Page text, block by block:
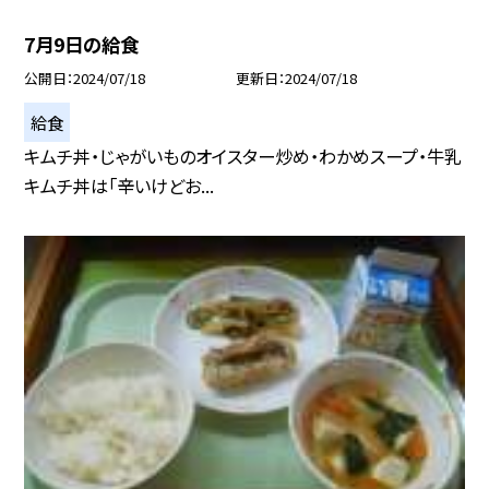
7月9日の給食
公開日 2024/07/18 更新日 2024/07/18
給食
キムチ丼・じゃがいものオイスター炒め・わかめスープ・牛乳
キムチ丼は「辛いけどお...